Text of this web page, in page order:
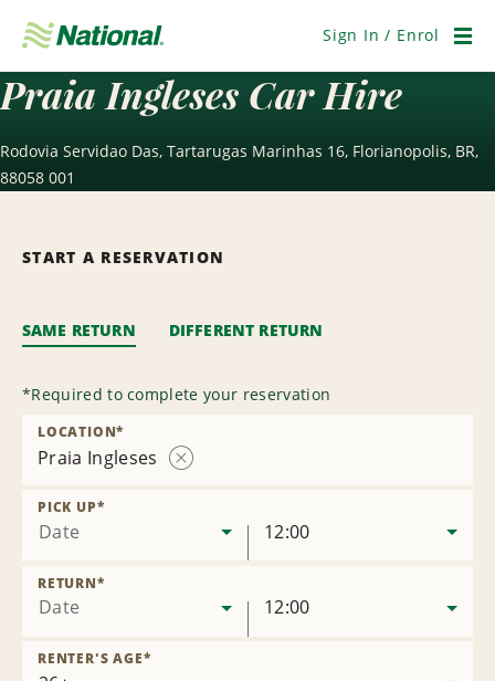
Navigation
Sign In / Enrol
Praia Ingleses Car Hire
Rodovia Servidao Das, Tartarugas Marinhas 16, Florianopolis, BR,
88058 001
START A RESERVATION
SAME RETURN DIFFERENT RETURN
*Required to complete your reservation
Praia Ingleses
LOCATION*
Date
PICK UP*
12:00
Date
RETURN*
12:00
RENTER'S AGE*